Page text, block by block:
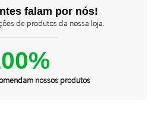
falam por nós!
de produtos da nossa loja.
nossos produtos